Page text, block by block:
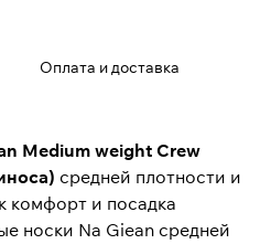
Оплата и доставка
Medium weight Crew
средней плотности и
комфорт и посадка
носки Na Giean средней